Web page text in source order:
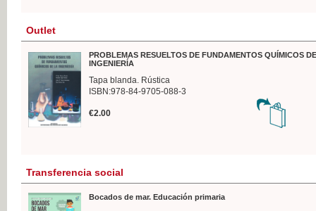
Outlet
PROBLEMAS RESUELTOS DE FUNDAMENTOS QUÍMICOS
INGENIERÍA
Tapa blanda. Rústica
ISBN:978-84-9705-088-3
€2.00
Transferencia social
Bocados de mar. Educación primaria